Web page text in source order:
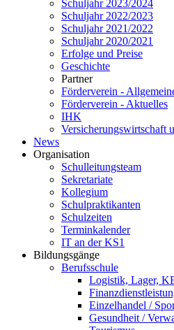
Schuljahr 2023/2024
Schuljahr 2022/2023
Schuljahr 2021/2022
Schuljahr 2020/2021
Erfolge und Preise
Geschichte
Partner
Förderverein -
Förderverein - Aktuelles
IHK
Versicherungswirtschaft
News
Organisation
Schulleitungsteam
Sekretariate
Kollegium
Schulpraktikanten
Schulzeiten
Terminkalender
IT an der KS1
Bildungsgänge
Berufsschule
Logistik, Lager,
Einzelhandel /
Gesundheit /